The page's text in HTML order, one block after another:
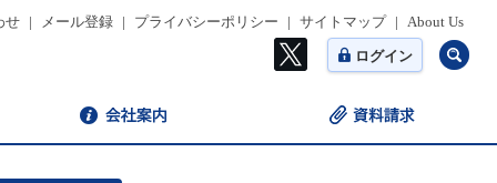
せ | メール登録 | プライバシーポリシー | サイトマップ | About Us
ログイン